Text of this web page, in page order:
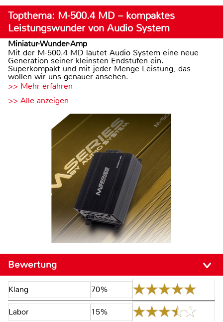
Topthema: M-500.4 MD – kompaktes
Leistungswunder von Audio System
Miniatur-Wunder-Amp
Mit der M-500.4 MD läutet Audio System eine neue
Generation seiner kleinsten Endstufen ein.
Superkompakt und mit jeder Menge Leistung, das
wollen wir uns genauer ansehen.
>> Mehr erfahren
>> Alle anzeigen
Bewertung
Klang 70%
Labor 15%